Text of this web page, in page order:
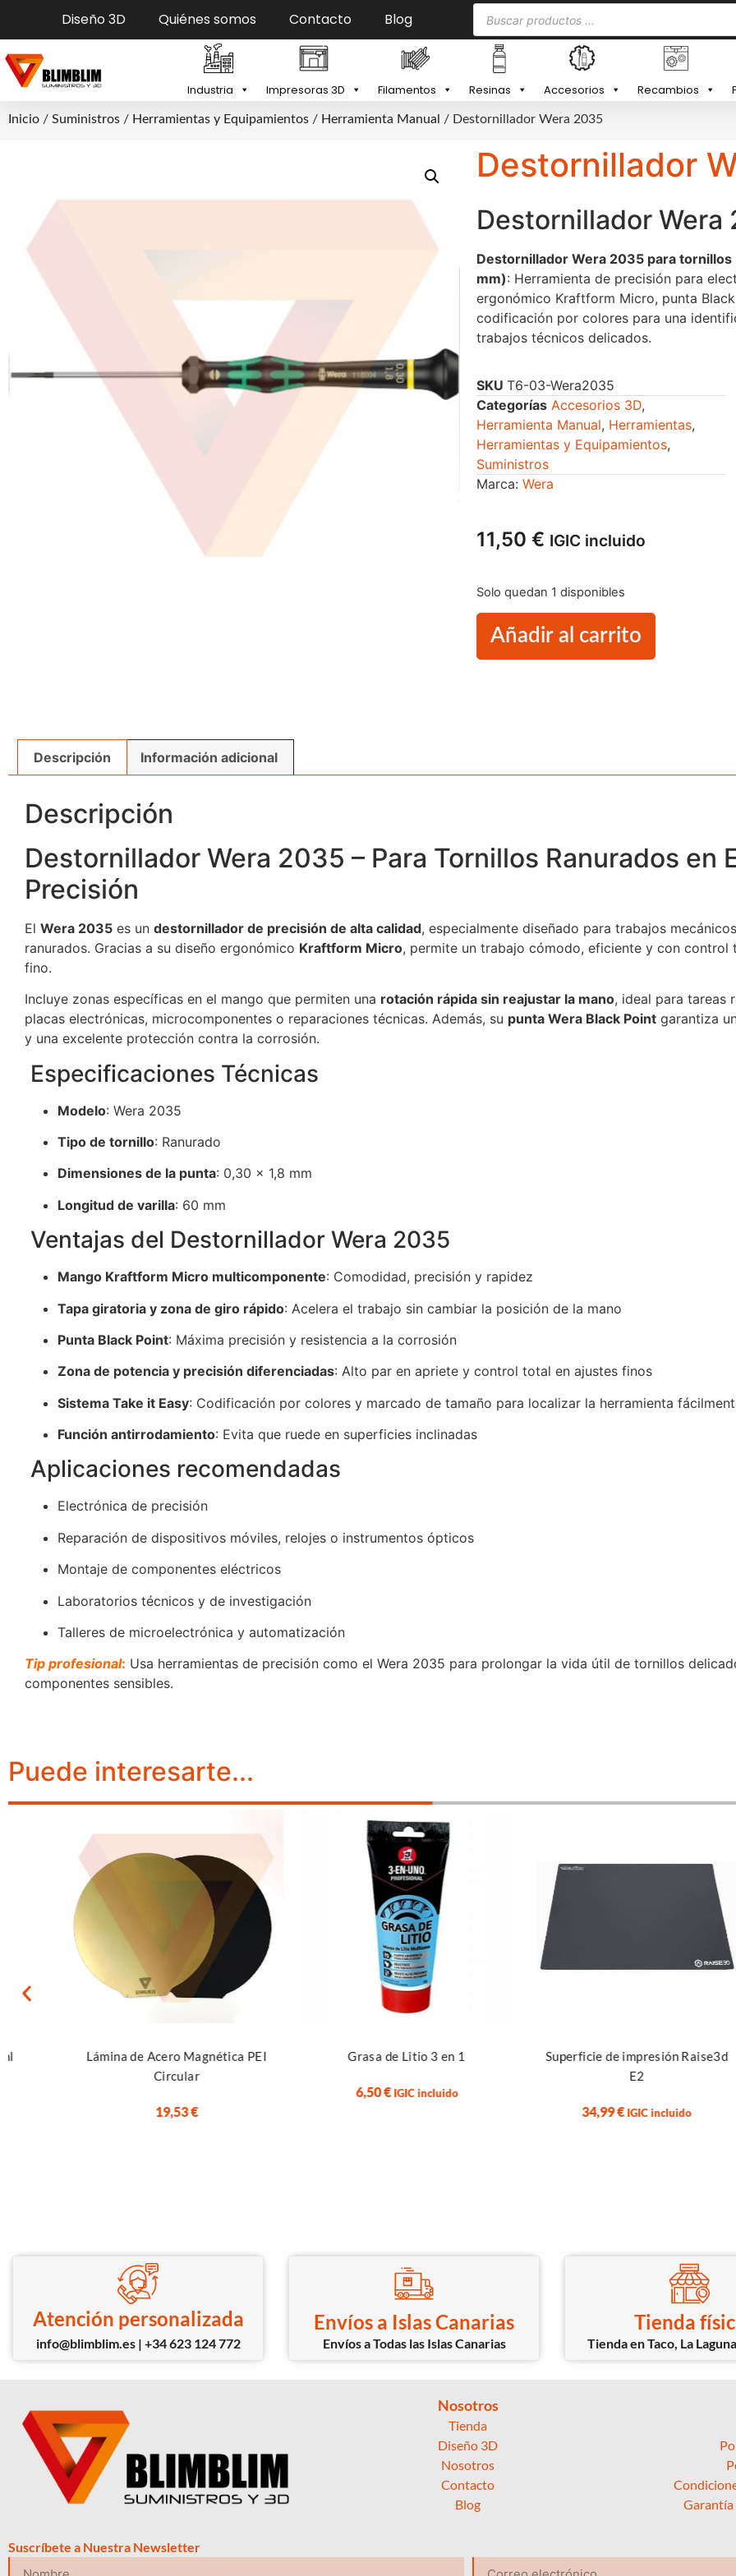
Diseño 3D Quiénes somos Contacto Blog
Industria Impresoras 3D Filamentos Resinas Accesorios Recambios
Inicio / Suministros / Herramientas y Equipamientos / Herramienta Manual / Destornillador Wera 2035
Destornillador
Destornillador Wera
Destornillador Wera 2035 para
mm): Herramienta de precisión para
ergonómico Kraftform Micro, punta
codificación por colores para una
trabajos técnicos delicados.
SKU T6-03-Wera2035
Categorías Accesorios 3D,
Herramienta Manual, Herramientas,
Herramientas y Equipamientos,
Suministros
Marca: Wera
11,50 € IGIC incluido
Solo quedan 1 disponibles
Añadir al carrito
Descripción Información adicional
Descripción
Destornillador Wera 2035 – Para Tornillos Ranurados en
Precisión
El Wera 2035 es un destornillador de precisión de alta calidad, especialmente diseñado para trabajos
ranurados. Gracias a su diseño ergonómico Kraftform Micro, permite un trabajo cómodo, eficiente y con control
fino.
Incluye zonas específicas en el mango que permiten una rotación rápida sin reajustar la mano, ideal para tareas
placas electrónicas, microcomponentes o reparaciones técnicas. Además, su punta Wera Black Point garantiza
y una excelente protección contra la corrosión.
Especificaciones Técnicas
Modelo: Wera 2035
Tipo de tornillo: Ranurado
Dimensiones de la punta: 0,30 x 1,8 mm
Longitud de varilla: 60 mm
Ventajas del Destornillador Wera 2035
Mango Kraftform Micro multicomponente: Comodidad, precisión y rapidez
Tapa giratoria y zona de giro rápido: Acelera el trabajo sin cambiar la posición de la mano
Punta Black Point: Máxima precisión y resistencia a la corrosión
Zona de potencia y precisión diferenciadas: Alto par en apriete y control total en ajustes finos
Sistema Take it Easy: Codificación por colores y marcado de tamaño para localizar la herramienta
Función antirrodamiento: Evita que ruede en superficies inclinadas
Aplicaciones recomendadas
Electrónica de precisión
Reparación de dispositivos móviles, relojes o instrumentos ópticos
Montaje de componentes eléctricos
Laboratorios técnicos y de investigación
Talleres de microelectrónica y automatización
Tip profesional: Usa herramientas de precisión como el Wera 2035 para prolongar la vida útil de tornillos
componentes sensibles.
Puede interesarte...
Lámina de Acero Magnética PEI
Grasa de Litio 3 en 1
IGIC incluido
Superficie de impresión Raise3d
IGIC incluido
Atención personalizada
info@blimblim.es | +34 623 124 772
Envíos a Islas Canarias
Envíos a Todas las Islas Canarias
Tienda
Tienda en Taco, La
Nosotros
Tienda
Diseño 3D
Nosotros
Contacto
Blog
Garantía
Suscríbete a Nuestra Newsletter